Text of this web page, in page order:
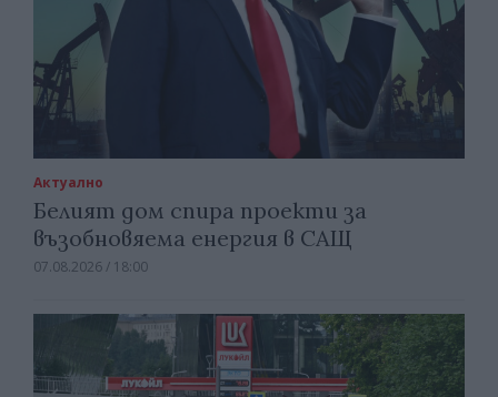
Актуално
Белият дом спира проекти за
възобновяема енергия в САЩ
07.08.2026 / 18:00